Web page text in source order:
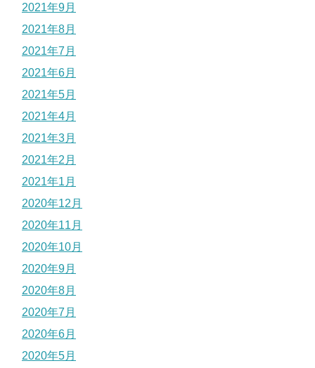
2021年9月
2021年8月
2021年7月
2021年6月
2021年5月
2021年4月
2021年3月
2021年2月
2021年1月
2020年12月
2020年11月
2020年10月
2020年9月
2020年8月
2020年7月
2020年6月
2020年5月